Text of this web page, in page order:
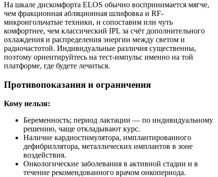
На шкале дискомфорта ELOS обычно воспринимается мягче,
чем фракционная абляционная шлифовка и RF-
микроигольчатые техники, и сопоставим или чуть
комфортнее, чем классический IPL за счёт дополнительного
охлаждения и распределения энергии между светом и
радиочастотой. Индивидуальные различия существенны,
поэтому ориентируйтесь на тест-импульс именно на той
платформе, где будете лечиться.
Противопоказания и ограничения
Кому нельзя:
Беременность; период лактации — по индивидуальному
решению, чаще откладывают курс.
Наличие кардиостимулятора, имплантированного
дефибриллятора, металлических имплантов в зоне
воздействия.
Онкологические заболевания в активной стадии и в
течение рекомендованного врачом онкопериода.